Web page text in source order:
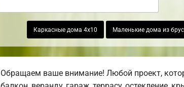
Каркасные дома 4х10 Маленькие дома из
Обращаем ваше внимание! Любой проект,